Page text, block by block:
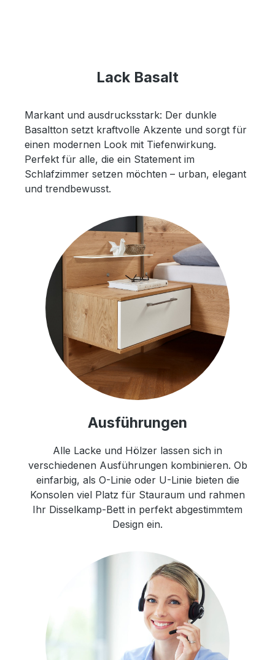
Lack Basalt
Markant und ausdrucksstark: Der dunkle
Basaltton setzt kraftvolle Akzente und sorgt für
einen modernen Look mit Tiefenwirkung.
Perfekt für alle, die ein Statement im
Schlafzimmer setzen möchten – urban, elegant
und trendbewusst.
Ausführungen
Alle Lacke und Hölzer lassen sich in
verschiedenen Ausführungen kombinieren. Ob
einfarbig, als O-Linie oder U-Linie bieten die
Konsolen viel Platz für Stauraum und rahmen
Ihr Disselkamp-Bett in perfekt abgestimmtem
Design ein.